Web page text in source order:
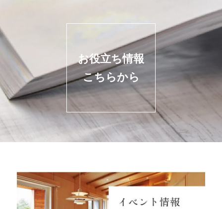
お役立ち情報
こちらから